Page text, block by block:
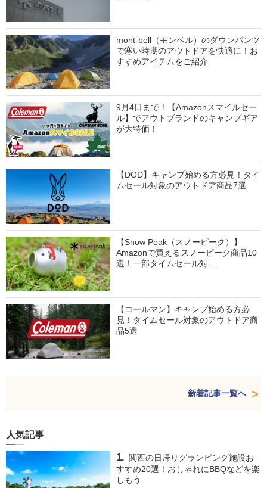
mont-bell（モンベル）のダウンパンツ
で寒い時期のアウトドアを快適に！お
すすめアイテムをご紹介
9月4日まで！【Amazonスマイルセー
ル】でアウトブランドのキャンプギア
が大特価！
【DOD】キャンプ始める方必見！タイ
ムセール対象のアウトドア商品7選
【Snow Peak（スノーピーク）】
Amazonで買えるスノーピーク商品10
選！一部タイムセール対…
【コールマン】キャンプ始める方必
見！タイムセール対象のアウトドア商
品5選
新着記事一覧へ
人気記事
関西の日帰りグランピング施設お
すすめ20選！おしゃれにBBQなどを楽
しもう